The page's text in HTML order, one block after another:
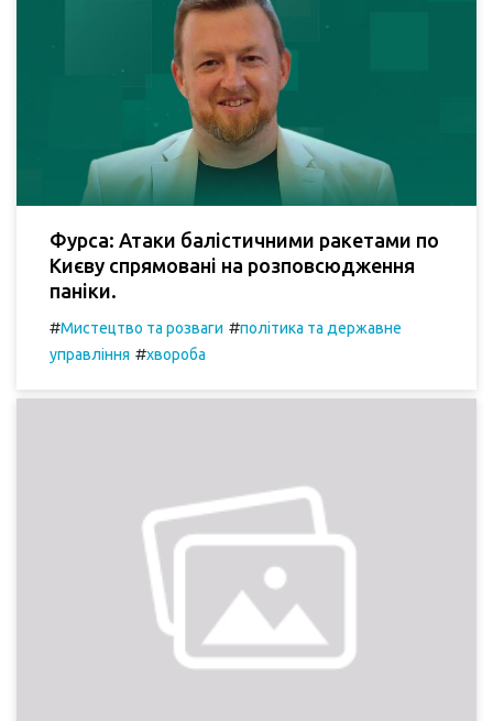
Фурса: Атаки балістичними ракетами по
Києву спрямовані на розповсюдження
паніки.
#Мистецтво та розваги #політика та державне
управління #хвороба